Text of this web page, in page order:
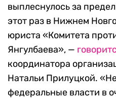
выплеснулось за
этот раз в Нижнем
юриста «Комитета
Янгулбаева», —
координатора
Натальи Прилуцкой.
федеральные власти в